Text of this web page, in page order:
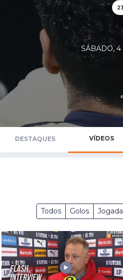
Serie A
Ligue 1
Süper Lig
Saudi
Mundial
SÁBADO,
DESTAQUES VÍDEOS
Todos Golos